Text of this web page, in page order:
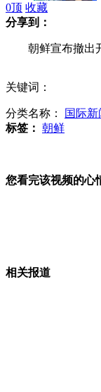
西游记剧组
女子酒后将
外籍劫匪不
0顶 收藏
分享到：
朝鲜宣布撤出开
关键词：
分类名称：
国际新
标签： 朝鲜
您看完该视频的心
相关报道